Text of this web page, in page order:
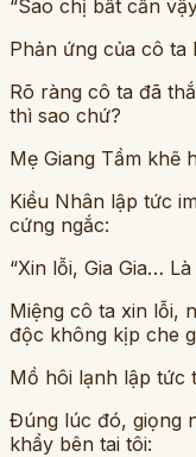
“Sao chị bất cẩn
Phản ứng của cô ta
Rõ ràng cô ta đã
thì sao chứ?
Mẹ Giang Tầm khẽ
Kiều Nhân lập tức
cứng ngắc:
“Xin lỗi, Gia Gia…
Miệng cô ta xin lỗi,
độc không kịp che
Mồ hôi lạnh lập tức
Đúng lúc đó, giọng
khẩy bên tai tôi: